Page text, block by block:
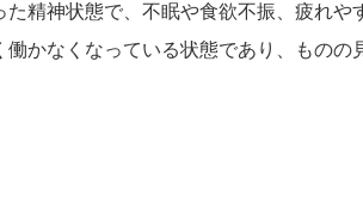
精神状態で、不眠や食欲不振、疲れ
かなくなっている状態であり、ものの